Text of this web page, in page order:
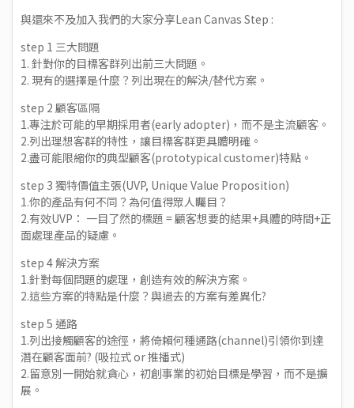
與還來不及加入我們的大家分享Lean Canvas Step :
step 1 三大問題
1. 針對你的目標客群列出前三大問題。
2. 現有的選擇是什麼？列出現在的解決/替代方案。
step 2 顧客區隔
1.專注於可能的早期採用者(early adopter)，而不是主流顧客。
2.列出理想客群的特性，讓目標客群更具體明確。
2.盡可能限縮你的典型顧客(prototypical customer)特點。
step 3 獨特價值主張(UVP, Unique Value Proposition)
1.你的產品有何不同？為何值得眾人矚目？
2.有效UVP： 一目了然的標題 = 顧客想要的結果+具體的時間+正
面處理產品的疑慮。
step 4 解決方案
1.針對每個問題的處理，創造有效的解決方案。
2.這些方案的特點是什麼？與過去的方案有差異化?
step 5 通路
1.列出接觸顧客的途徑，將倚賴何種通路(channel)引領你到達
潛在顧客面前? (吸拉式 or 推播式)
2.留意別一開始就貪心，初創事業的初始目標是學習，而不是擴
展。